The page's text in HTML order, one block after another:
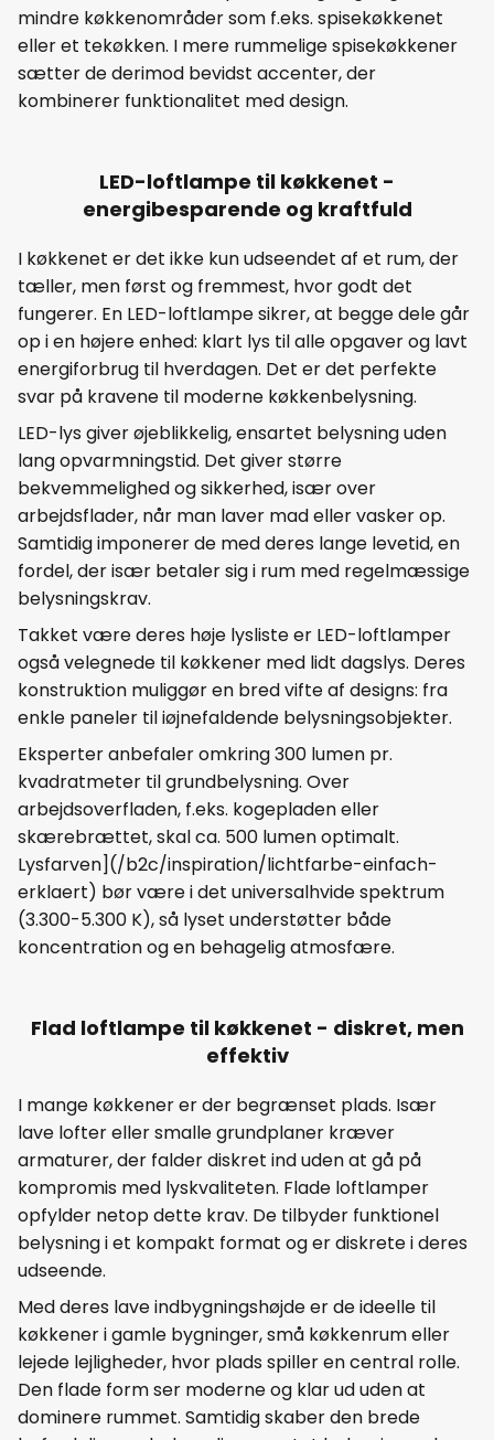
mindre køkkenområder som f.eks. spisekøkkenet
eller et tekøkken. I mere rummelige spisekøkkener
sætter de derimod bevidst accenter, der
kombinerer funktionalitet med design.
LED-loftlampe til køkkenet -
energibesparende og kraftfuld
I køkkenet er det ikke kun udseendet af et rum, der
tæller, men først og fremmest, hvor godt det
fungerer. En LED-loftlampe sikrer, at begge dele går
op i en højere enhed: klart lys til alle opgaver og lavt
energiforbrug til hverdagen. Det er det perfekte
svar på kravene til moderne køkkenbelysning.
LED-lys giver øjeblikkelig, ensartet belysning uden
lang opvarmningstid. Det giver større
bekvemmelighed og sikkerhed, især over
arbejdsflader, når man laver mad eller vasker op.
Samtidig imponerer de med deres lange levetid, en
fordel, der især betaler sig i rum med regelmæssige
belysningskrav.
Takket være deres høje lysliste er LED-loftlamper
også velegnede til køkkener med lidt dagslys. Deres
konstruktion muliggør en bred vifte af designs: fra
enkle paneler til iøjnefaldende belysningsobjekter.
Eksperter anbefaler omkring 300 lumen pr.
kvadratmeter til grundbelysning. Over
arbejdsoverfladen, f.eks. kogepladen eller
skærebrættet, skal ca. 500 lumen optimalt.
Lysfarven](/b2c/inspiration/lichtfarbe-einfach-
erklaert) bør være i det universalhvide spektrum
(3.300-5.300 K), så lyset understøtter både
koncentration og en behagelig atmosfære.
Flad loftlampe til køkkenet - diskret, men
effektiv
I mange køkkener er der begrænset plads. Især
lave lofter eller smalle grundplaner kræver
armaturer, der falder diskret ind uden at gå på
kompromis med lyskvaliteten. Flade loftlamper
opfylder netop dette krav. De tilbyder funktionel
belysning i et kompakt format og er diskrete i deres
udseende.
Med deres lave indbygningshøjde er de ideelle til
køkkener i gamle bygninger, små køkkenrum eller
lejede lejligheder, hvor plads spiller en central rolle.
Den flade form ser moderne og klar ud uden at
dominere rummet. Samtidig skaber den brede